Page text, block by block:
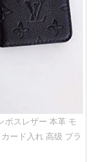
ボスレザー 本革 モ
ード入れ 高级 ブラ
いい